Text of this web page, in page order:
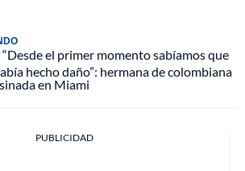
“Desde el primer momento sabíamos que
hecho daño”: hermana de colombiana
en Miami
PUBLICIDAD